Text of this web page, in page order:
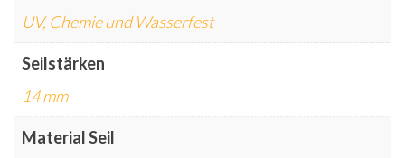
UV, Chemie und Wasserfest
Seilstärken
14 mm
Material Seil